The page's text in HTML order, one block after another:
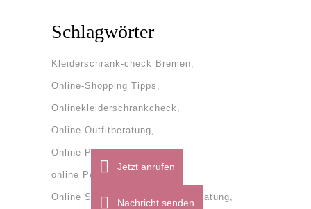
Schlagwörter
Kleiderschrank-check Bremen
Online-Shopping Tipps
Onlinekleiderschrankcheck
Online Outfitberatung
Online Personal Shopper
online Personal Shopping
Online Stilberatung onlinestilberatung
Jetzt anrufen
Nachricht senden